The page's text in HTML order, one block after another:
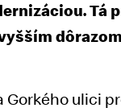
Tá
Gorkého ulici